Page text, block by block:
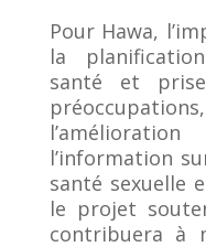
Pour Hawa,
la
santé et
l’information
santé sexuelle
le projet
contribuera à